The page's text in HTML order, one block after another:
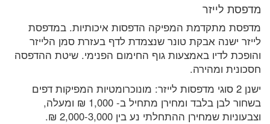
מדפסת לייזר
מדפסת מתקדמת המפיקה הדפסות איכותיות. במדפסת
לייזר ישנה אבקת טונר שנצמדת לדף בעזרת סמן הלייזר
והופכת לדיו באמצעות גוף החימום הפנימי. שיטת ההדפסה
חסכונית ומהירה.
ישנן 2 סוגי מדפסות לייזר: מונוכרומטיות המפיקות דפים
בשחור לבן בלבד ומחירן מתחיל ב- 1,000 ₪ ומעלה,
וצבעוניות שמחירן ההתחלתי נע בין 2,000-3,000 ₪.